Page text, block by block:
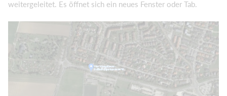
weitergeleitet. Es öffnet sich ein neues Fenster oder Tab.